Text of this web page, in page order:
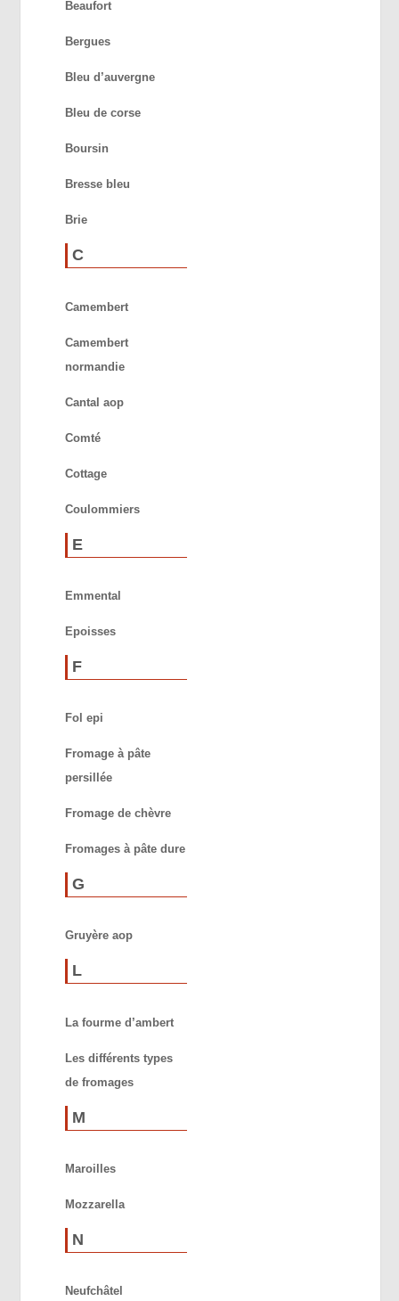
Beaufort
Bergues
Bleu d’auvergne
Bleu de corse
Boursin
Bresse bleu
Brie
C
Camembert
Camembert
normandie
Cantal aop
Comté
Cottage
Coulommiers
E
Emmental
Epoisses
F
Fol epi
Fromage à pâte
persillée
Fromage de chèvre
Fromages à pâte dure
G
Gruyère aop
L
La fourme d’ambert
Les différents types
de fromages
M
Maroilles
Mozzarella
N
Neufchâtel